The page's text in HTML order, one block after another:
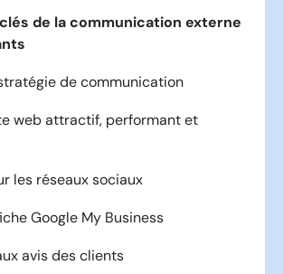
de la communication externe
de communication
web attractif, performant et
les réseaux sociaux
Google My Business
avis des clients